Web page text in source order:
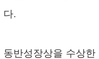
다.
동반성장상을 수상